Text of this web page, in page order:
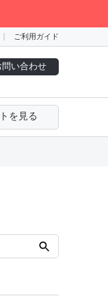
ご利用ガイド
問い合わせ
を見る
検
索: